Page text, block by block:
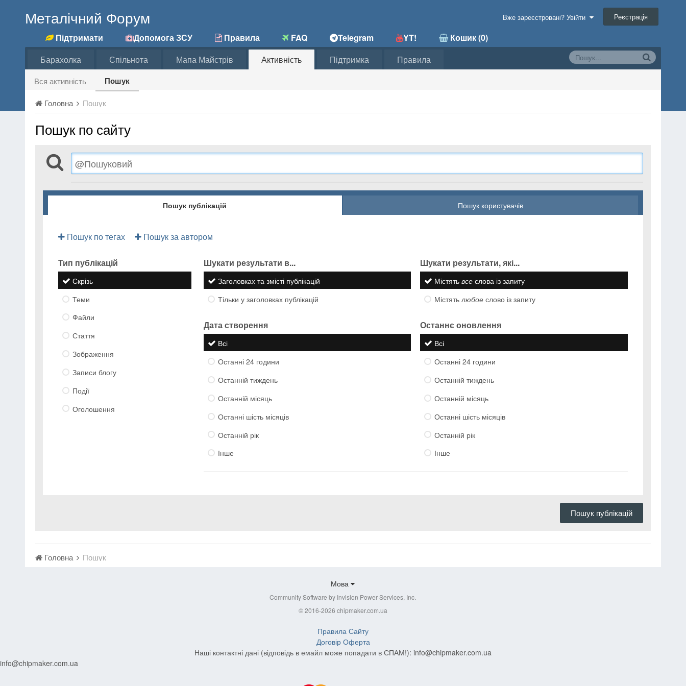
Металічний Форум
Підтримати Допомога ЗСУ Правила FAQ Telegram YT! Кошик (0)
Вже зареєстровані? Увійти Реєстрація
Барахолка Спільнота Мапа Майстрів Активність
Вся активність Пошук
Підтримка Правила
Головна Пошук
Пошук по сайту
Пошук публікацій Пошук користувачів
Пошук по тегах Пошук за автором
Тип публікацій
Скрізь
Теми
Файли
Стаття
Зображення
Записи блогу
Події
Оголошення
Шукати результати в...
Заголовках та змісті публікацій
Тільки у заголовках публікацій
Шукати результати, які...
Містять всеслова із запиту
Містять любоеслово із запиту
Дата створення
Всі
Останні 24 години
Останній тиждень
Останній місяць
Останні шість місяців
Останній рік
Інше
Останнє оновлення
Всі
Останні 24 години
Останній тиждень
Останній місяць
Останні шість місяців
Останній рік
Інше
Пошук публікацій
Головна Пошук
Мова
Community Software by Invision Power Services, Inc.
© 2016-2026 chipmaker.com.ua
Правила Сайту
Договір Оферта
Наші контактні дані (відповідь в емайл може попадати в СПАМ!): info@chipmaker.com.ua
info@chipmaker.com.ua